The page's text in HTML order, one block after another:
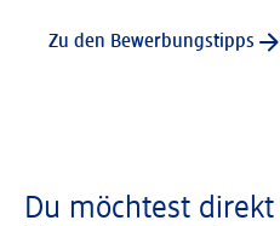
Zu den Bewerbungstipps
Du möchtest